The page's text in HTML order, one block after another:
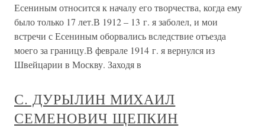
Есениным относится к началу его творчества, когда ему
было только 17 лет.В 1912 – 13 г. я заболел, и мои
встречи с Есениным оборвались вследствие отъезда
моего за границу.В феврале 1914 г. я вернулся из
Швейцарии в Москву. Заходя в
С. ДУРЫЛИН МИХАИЛ
СЕМЕНОВИЧ ЩЕПКИН